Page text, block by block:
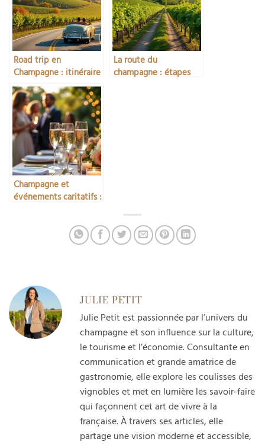
Road trip en
Champagne : itinéraire
conseillé
La route du
champagne : étapes
Champagne et
événements caritatifs :
JULIE PETIT
Julie Petit est passionnée par l’univers du
champagne et son influence sur la culture,
le tourisme et l’économie. Consultante en
communication et grande amatrice de
gastronomie, elle explore les coulisses des
vignobles et met en lumière les savoir-faire
qui façonnent cet art de vivre à la
française. À travers ses articles, elle
partage une vision moderne et accessible,